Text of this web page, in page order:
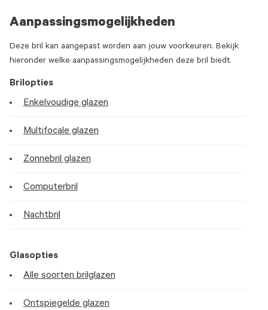
Aanpassingsmogelijkheden
Deze bril kan aangepast worden aan jouw voorkeuren. Bekijk
hieronder welke aanpassingsmogelijkheden deze bril biedt.
Brilopties
Enkelvoudige glazen
Multifocale glazen
Zonnebril glazen
Computerbril
Nachtbril
Glasopties
Alle soorten brilglazen
Ontspiegelde glazen